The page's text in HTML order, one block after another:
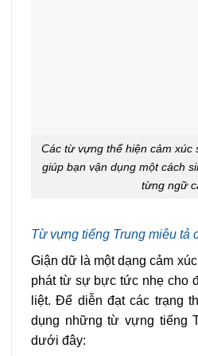
Các từ vựng thể hiện cảm xúc
giúp bạn vận dụng một cách
từng ngữ
Từ vựng tiếng Trung miêu tả
Giận dữ là một dạng cảm
phát từ sự bực tức nhẹ cho
liệt. Để diễn đạt các trạng
dụng những từ vựng tiếng
dưới đây: